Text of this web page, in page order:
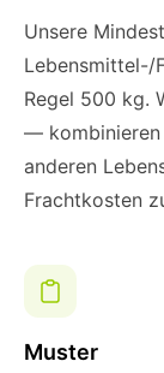
Unsere
Lebensmittel-/
Regel 500 kg.
— kombinieren
anderen
Frachtkosten
Muster